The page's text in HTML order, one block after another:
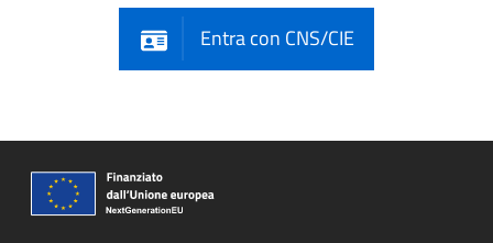
Entra con CNS/CIE